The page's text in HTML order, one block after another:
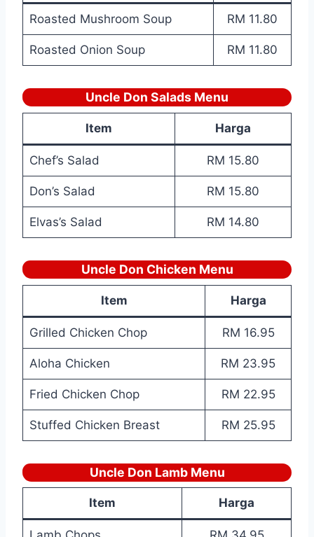
Roasted Mushroom Soup RM 11.80
Roasted Onion Soup RM 11.80
Uncle Don Salads Menu
Item Harga
Chef’s Salad RM 15.80
Don’s Salad RM 15.80
Elvas’s Salad RM 14.80
Uncle Don Chicken Menu
Item Harga
Grilled Chicken Chop RM 16.95
Aloha Chicken RM 23.95
Fried Chicken Chop RM 22.95
Stuffed Chicken Breast RM 25.95
Uncle Don Lamb Menu
Item Harga